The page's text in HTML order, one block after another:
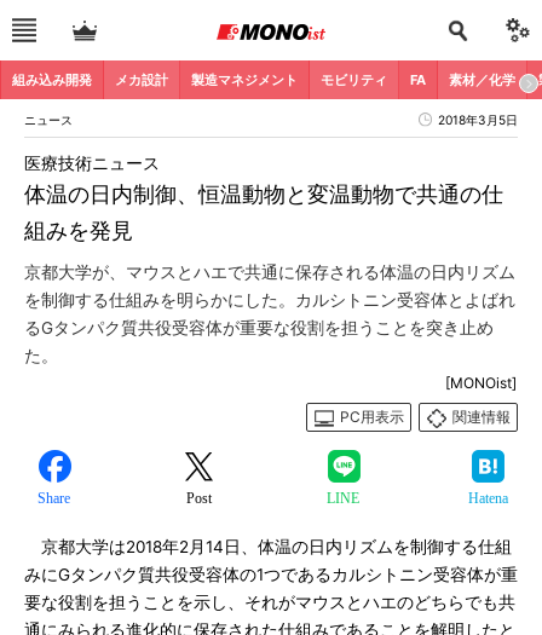
組み込み開発 メカ設計 製造マネジメント モビリティ FA 素材／化学
ニュース 2018年3月5日
体温の日内制御、恒温動物と変温動物で共通の仕
組みを発見
医療技術ニュース
京都大学が、マウスとハエで共通に保存される体温の日内リズム
を制御する仕組みを明らかにした。カルシトニン受容体とよばれ
るGタンパク質共役受容体が重要な役割を担うことを突き止め
た。
[MONOist]
PC用表示
関連情報
Share Post LINE Hatena
京都大学は2018年2月14日、体温の日内リズムを制御する仕組
みにGタンパク質共役受容体の1つであるカルシトニン受容体が重
要な役割を担うことを示し、それがマウスとハエのどちらでも共
通にみられる進化的に保存された仕組みであることを解明したと